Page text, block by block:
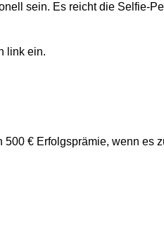
sein. Es reicht die Selfie-
link ein.
€ Erfolgsprämie, wenn es